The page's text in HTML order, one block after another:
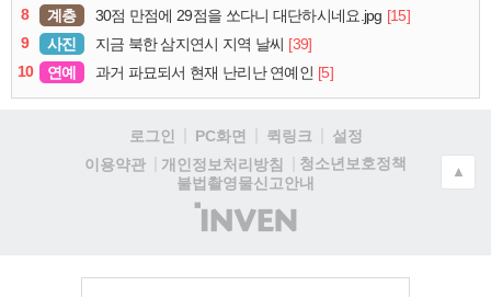
8
계층 30점 만점에 29점을 쏘다니 대단하시네요.jpg [15]
9
사진 지금 북한 삼지연시 지역 날씨 [39]
10
연예 과거 파묘되서 현재 난리난 연예인 [5]
로그인 PC화면 퀵링크
설정
이용약관
개인정보처리방침
청소년보호정책
불법촬영물신고안내
(주)
인
▲